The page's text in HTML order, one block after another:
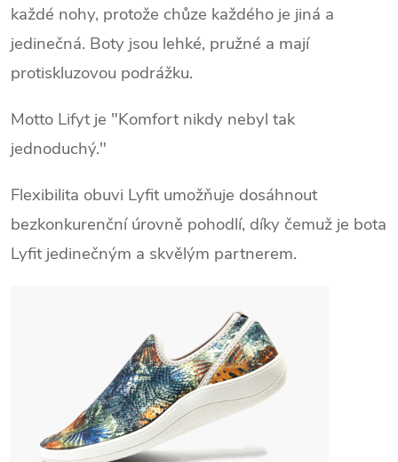
každé nohy, protože chůze každého je jiná a
jedinečná. Boty jsou lehké, pružné a mají
protiskluzovou podrážku.
Motto Lifyt je "Komfort nikdy nebyl tak
jednoduchý."
Flexibilita obuvi Lyfit umožňuje dosáhnout
bezkonkurenční úrovně pohodlí, díky čemuž je bota
Lyfit jedinečným a skvělým partnerem.